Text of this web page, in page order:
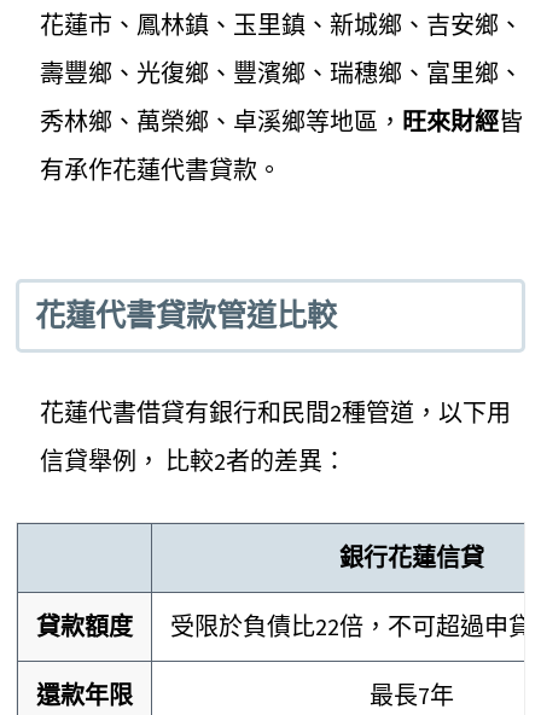
花蓮市、鳳林鎮、玉里鎮、新城鄉、吉安鄉、
壽豐鄉、光復鄉、豐濱鄉、瑞穗鄉、富里鄉、
秀林鄉、萬榮鄉、卓溪鄉等地區， 旺來財經皆
有承作花蓮代書貸款。
花蓮代書貸款管道比較
花蓮代書借貸有銀行和民間2種管道，以下用
信貸舉例， 比較2者的差異：
銀行花蓮信貸
貸款額度 受限於負債比22倍，不可超過申貸
還款年限 最長7年